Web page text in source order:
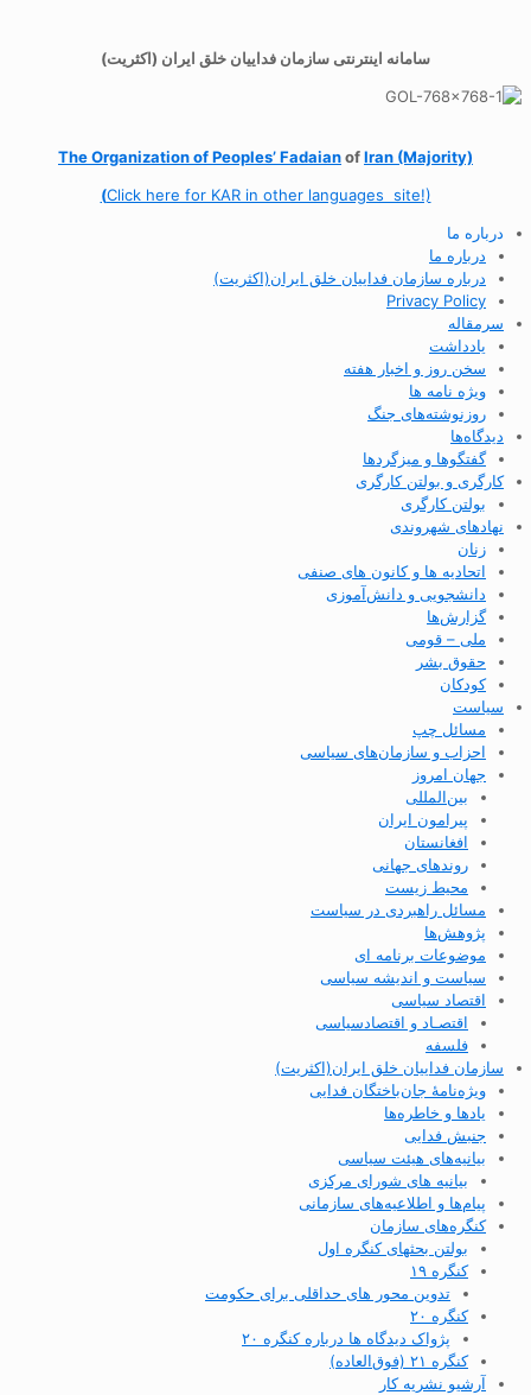
سامانه اینترنتی سازمان فداییان خلق ایران (اکثریت)
The Organization ofPeoples’ FadaianofIran (Majority)
(Click here for KAR in other languages site!)
درباره ما
درباره ما
درباره سازمان فداییان خلق ایران(اکثریت)
Privacy Policy
سرمقاله
یادداشت
سخن روز و اخبار هفته
ویژه نامه ها
روزنوشته‌های جنگ
دیدگاه‌ها
گفتگوها و میزگردها
کارگری و بولتن کارگری
بولتن کارگری
نهادهای شهروندی
زنان
اتحادیه ها و کانون های صنفی
دانشجویی و دانش‌آموزی
گزارش‌ها
ملی – قومی
حقوق بشر
کودکان
سیاست
مسائل چپ
احزاب و سازمان‌های سیاسی
جهان امروز
بین‌المللی
پیرامون ایران
افغانستان
روندهای جهانی
محیط زیست
مسائل راهبردی در سیاست
پژوهش‌ها
موضوعات برنامه ای
سیاست و اندیشه سیاسی
اقتصاد سیاسی
اقتصـاد و اقتصاد‌سیاسی
فلسفه
سازمان فداییان خلق ایران(اکثریت)
ویژه‌نامهٔ جان‌باختگان فدایی
یادها و خاطره‌ها
جنبش فدایی
بیانیه‌های هیئت سیاسی
بیانیه های شورای مرکزی
پیام‌ها و اطلاعیه‌های سازمانی
کنگره‌های سازمان
بولتن بحثهای کنگره اول
کنگره ۱۹
تدوین محور های حداقلی برای حکومت
کنگره ۲۰
پژواک دیدگاه ها درباره کنگره ۲۰
کنگره ۲۱ (فوق‌العاده)
آرشیو نشریه کار